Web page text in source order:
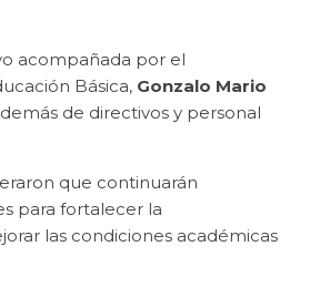
acompañada por el
Básica, Gonzalo Mario
de directivos y personal
que continuarán
para fortalecer la
las condiciones académicas